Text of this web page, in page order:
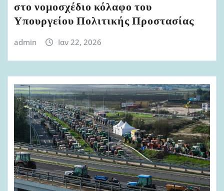
στο νομοσχέδιο κόλαφο του
Υπουργείου Πολιτικής Προστασίας
admin Ιαν 22, 2026